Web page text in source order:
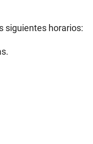
siguientes horarios: